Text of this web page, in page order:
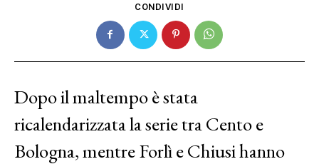
CONDIVIDI
Dopo il maltempo è stata
ricalendarizzata la serie tra Cento e
Bologna, mentre Forlì e Chiusi hanno